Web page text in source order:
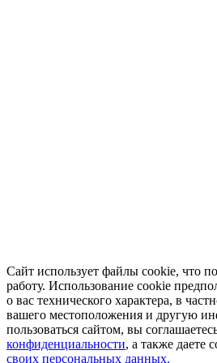
Сайт использует файлы cookie, что
работу. Использование cookie
о вас технического характера, в
вашего местоположения и другую
пользоваться сайтом, вы
конфиденциальности, а также даете
своих персональных данных.